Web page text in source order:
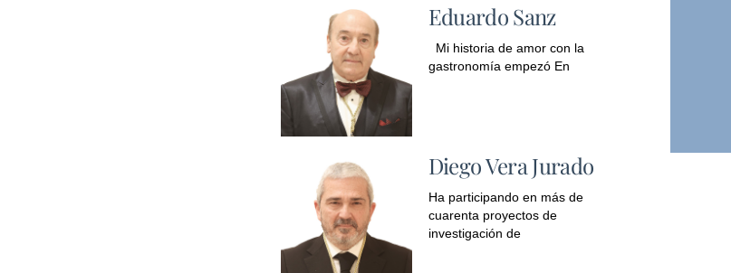
Eduardo Sanz
Mi historia de amor con la
gastronomía empezó En
Diego Vera Jurado
Ha participando en más de
cuarenta proyectos de
investigación de